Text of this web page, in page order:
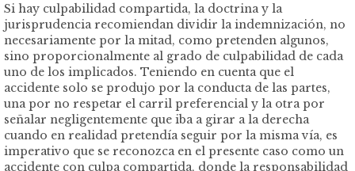
Si hay culpabilidad compartida, la doctrina y la
jurisprudencia recomiendan dividir la indemnización, no
necesariamente por la mitad, como pretenden algunos,
sino proporcionalmente al grado de culpabilidad de cada
uno de los implicados. Teniendo en cuenta que el
accidente solo se produjo por la conducta de las partes,
una por no respetar el carril preferencial y la otra por
señalar negligentemente que iba a girar a la derecha
cuando en realidad pretendía seguir por la misma vía, es
imperativo que se reconozca en el presente caso como un
accidente con culpa compartida, donde la responsabilidad